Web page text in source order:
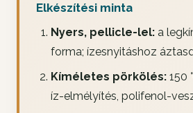
Elkészítési minta
Nyers, pellicle-lel:a
forma; ízesnyitáshoz
Kíméletes pörkölés:150
íz-elmélyítés, polifenol-